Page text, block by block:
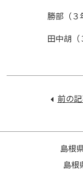
勝部（３年
田中胡（３
ゲ
前の
島根
島根